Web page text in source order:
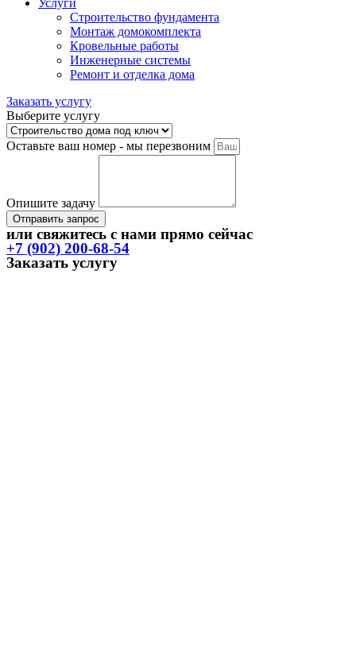
Услуги
Строительство фундамента
Монтаж домокомплекта
Кровельные работы
Инженерные системы
Ремонт и отделка дома
Заказать услугу
Выберите услугу
Оставьте ваш номер - мы перезвоним
Опишите задачу
Отправить запрос
или свяжитесь с нами прямо сейчас
+7 (902) 200-68-54
Заказать услугу